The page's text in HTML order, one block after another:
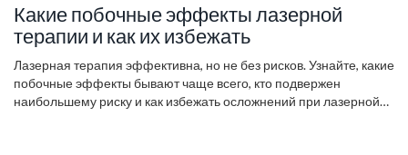
Какие побочные эффекты лазерной
терапии и как их избежать
Лазерная терапия эффективна, но не без рисков. Узнайте, какие
побочные эффекты бывают чаще всего, кто подвержен
наибольшему риску и как избежать осложнений при лазерной